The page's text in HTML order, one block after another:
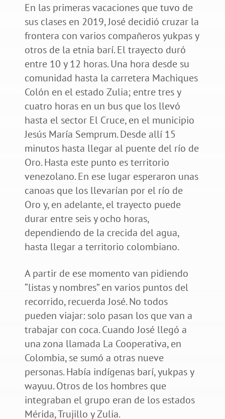
En las primeras vacaciones que tuvo de
sus clases en 2019, José decidió cruzar la
frontera con varios compañeros yukpas y
otros de la etnia barí. El trayecto duró
entre 10 y 12 horas. Una hora desde su
comunidad hasta la carretera Machiques
Colón en el estado Zulia; entre tres y
cuatro horas en un bus que los llevó
hasta el sector El Cruce, en el municipio
Jesús María Semprum. Desde allí 15
minutos hasta llegar al puente del río de
Oro. Hasta este punto es territorio
venezolano. En ese lugar esperaron unas
canoas que los llevarían por el río de
Oro y, en adelante, el trayecto puede
durar entre seis y ocho horas,
dependiendo de la crecida del agua,
hasta llegar a territorio colombiano.
A partir de ese momento van pidiendo
“listas y nombres” en varios puntos del
recorrido, recuerda José. No todos
pueden viajar: solo pasan los que van a
trabajar con coca. Cuando José llegó a
una zona llamada La Cooperativa, en
Colombia, se sumó a otras nueve
personas. Había indígenas barí, yukpas y
wayuu. Otros de los hombres que
integraban el grupo eran de los estados
Mérida, Trujillo y Zulia.